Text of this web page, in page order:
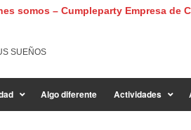
somos – Cumpleparty Empresa de
SUEÑOS
Algo diferente Actividades